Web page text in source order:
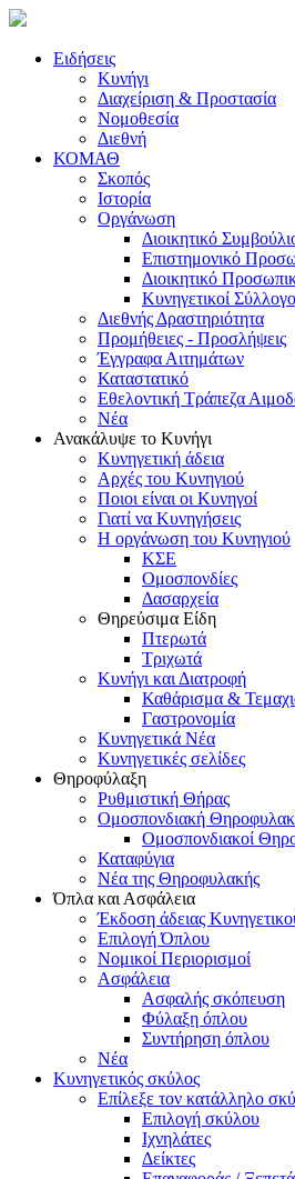
Ειδήσεις
Κυνήγι
Διαχείριση & Προστασία
Νομοθεσία
Διεθνή
ΚΟΜΑΘ
Σκοπός
Ιστορία
Οργάνωση
Διοικητικό
Επιστημονικό
Διοικητικό
Κυνηγετικοί
Διεθνής Δραστηριότητα
Προμήθειες - Προσλήψεις
Έγγραφα Αιτημάτων
Καταστατικό
Εθελοντική Τράπεζα
Νέα
Ανακάλυψε το Κυνήγι
Κυνηγετική άδεια
Αρχές του Κυνηγιού
Ποιοι είναι οι Κυνηγοί
Γιατί να Κυνηγήσεις
Η οργάνωση του Κυνηγιού
ΚΣΕ
Ομοσπονδίες
Δασαρχεία
Θηρεύσιμα Είδη
Πτερωτά
Τριχωτά
Κυνήγι και Διατροφή
Καθάρισμα &
Γαστρονομία
Κυνηγετικά Νέα
Κυνηγετικές σελίδες
Θηροφύλαξη
Ρυθμιστική Θήρας
Ομοσπονδιακή
Oμοσπονδιακοί
Καταφύγια
Νέα της Θηροφυλακής
Όπλα και Ασφάλεια
Έκδοση άδειας
Επιλογή Όπλου
Νομικοί Περιορισμοί
Ασφάλεια
Ασφαλής σκόπευση
Φύλαξη όπλου
Συντήρηση όπλου
Νέα
Κυνηγετικός σκύλος
Επίλεξε τον κατάλληλο
Επιλογή σκύλου
Ιχνηλάτες
Δείκτες